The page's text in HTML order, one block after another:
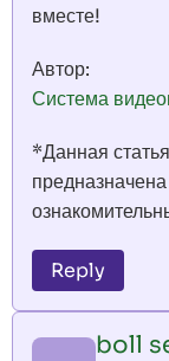
вместе!
Автор:
Система
*Данная
Reply
boll